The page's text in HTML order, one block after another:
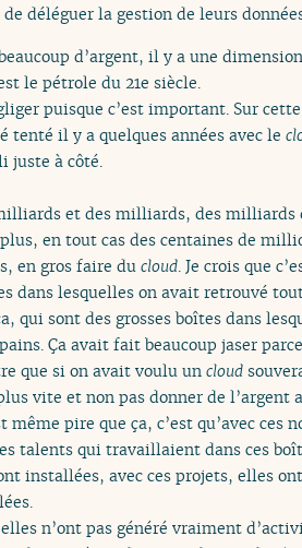
déléguer la gestion de leurs
d’argent, il y a une
le pétrole du 21e siècle.
puisque c’est important. Sur
tenté il y a quelques années avec le
juste à côté.
et des milliards, des milliards
en tout cas des centaines de
en gros faire du cloud . Je crois que
dans lesquelles on avait retrouvé
qui sont des grosses boîtes dans
Ça avait fait beaucoup jaser
que si on avait voulu un cloud
vite et non pas donner de l’argent
même pire que ça, c’est qu’avec
talents qui travaillaient dans ces
installées, avec ces projets, elles
n’ont pas généré vraiment